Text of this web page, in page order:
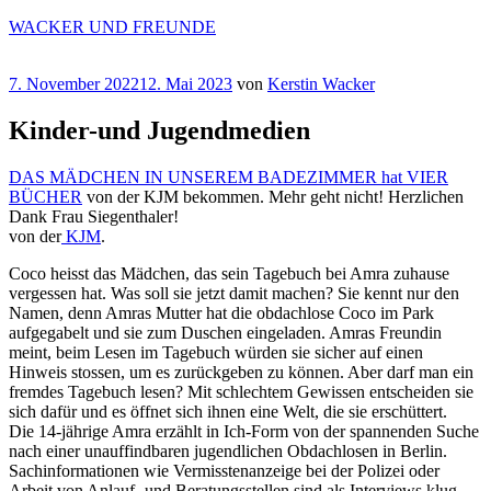
Zum
WACKER UND FREUNDE
Veröffentlicht
7. November 202212. Mai 2023 von Kerstin Wacker
Kinder-und Jugendmedien
DAS MÄDCHEN IN UNSEREM BADEZIMMER hat VIER
BÜCHER von der KJM bekommen. Mehr geht nicht! Herzlichen
Dank Frau Siegenthaler!
von derKJM.
Coco heisst das Mädchen, das sein Tagebuch bei Amra zuhause
vergessen hat. Was soll sie jetzt damit machen? Sie kennt nur den
Namen, denn Amras Mutter hat die obdachlose Coco im Park
aufgegabelt und sie zum Duschen eingeladen. Amras Freundin
meint, beim Lesen im Tagebuch würden sie sicher auf einen
Hinweis stossen, um es zurückgeben zu können. Aber darf man ein
fremdes Tagebuch lesen? Mit schlechtem Gewissen entscheiden sie
sich dafür und es öffnet sich ihnen eine Welt, die sie erschüttert.
Die 14-jährige Amra erzählt in Ich-Form von der spannenden Suche
nach einer unauffindbaren jugendlichen Obdachlosen in Berlin.
Sachinformationen wie Vermisstenanzeige bei der Polizei oder